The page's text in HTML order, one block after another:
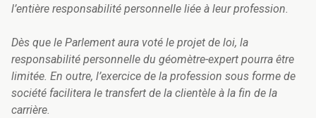
l’entière responsabilité personnelle liée à leur profession.
Dès que le Parlement aura voté le projet de loi, la
responsabilité personnelle du géomètre-expert pourra être
limitée. En outre, l’exercice de la profession sous forme de
société facilitera le transfert de la clientèle à la fin de la
carrière.